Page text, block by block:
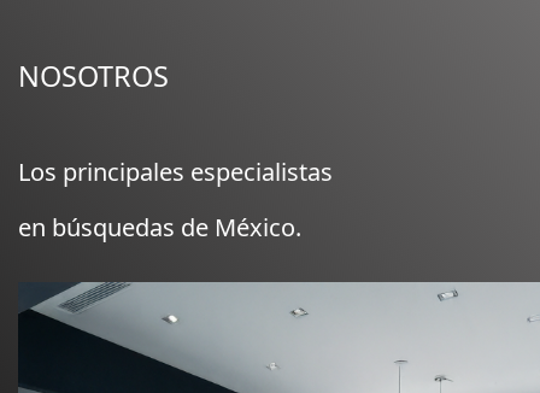
NOSOTROS
Los principales especialistas
en búsquedas de México.